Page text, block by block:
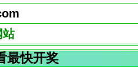
站
最快开奖